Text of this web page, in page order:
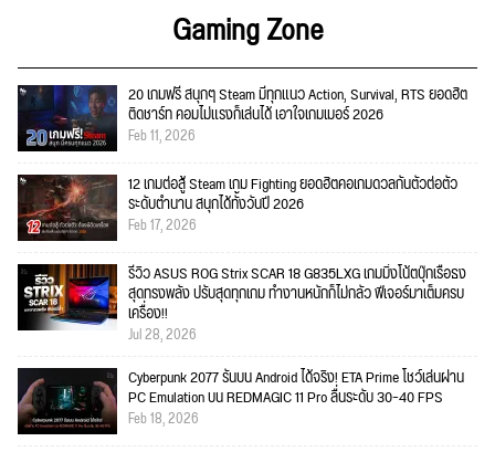
Gaming Zone
20 เกมฟรี สนุกๆ Steam มีทุกแนว Action, Survival, RTS ยอดฮิต
ติดชาร์ท คอมไม่แรงก็เล่นได้ เอาใจเกมเมอร์ 2026
Feb 11, 2026
12 เกมต่อสู้ Steam เกม Fighting ยอดฮิตคอเกมดวลกันตัวต่อตัว
ระดับตำนาน สนุกได้ทั้งวันปี 2026
Feb 17, 2026
รีวิว ASUS ROG Strix SCAR 18 G835LXG เกมมิ่งโน้ตบุ๊กเรือธง
สุดทรงพลัง ปรับสุดทุกเกม ทำงานหนักก็ไม่กลัว ฟีเจอร์มาเต็มครบ
เครื่อง!!
Jul 28, 2026
Cyberpunk 2077 รันบน Android ได้จริง! ETA Prime โชว์เล่นผ่าน
PC Emulation บน REDMAGIC 11 Pro ลื่นระดับ 30–40 FPS
Feb 18, 2026